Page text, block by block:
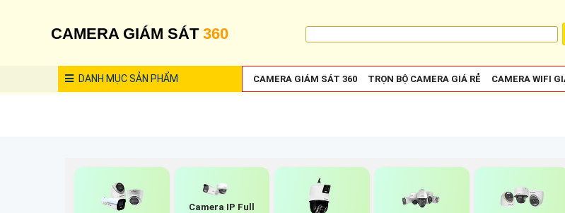
CAMERA GIÁM SÁT 360
DANH MỤCSẢN PHẨM CAMERA GIÁM SÁT 360 TRỌN BỘ CAMERA GIÁ RẺ CAMERA WIFI
Camera IP Full